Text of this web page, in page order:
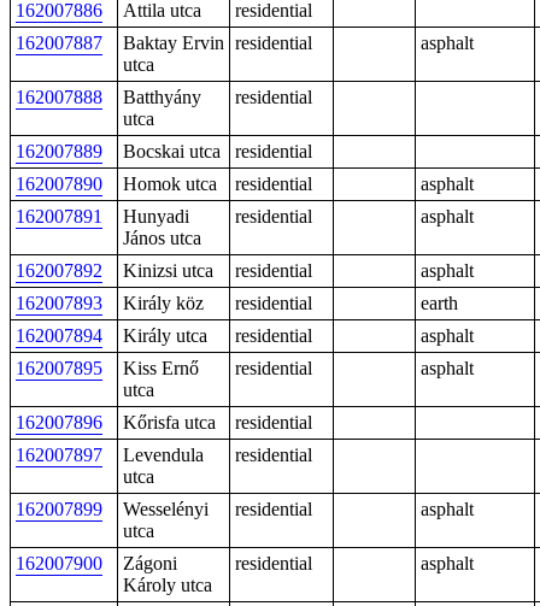
162007886
Attila utca
residential
162007887
Baktay Ervin
utca
residential asphalt
162007888
Batthyány
utca
residential
162007889 Bocskai utca
residential
162007890
Homok utca residential
asphalt
162007891
Hunyadi
János utca
residential asphalt
162007892 Kinizsi utca residential
asphalt
162007893
Király köz residential
earth
162007894
Király utca residential
asphalt
162007895
Kiss Ernő
utca
residential asphalt
162007896 Kőrisfa utca
residential
162007897
Levendula
utca
residential
162007899
Wesselényi
utca
residential asphalt
162007900
Zágoni
Károly utca
residential asphalt